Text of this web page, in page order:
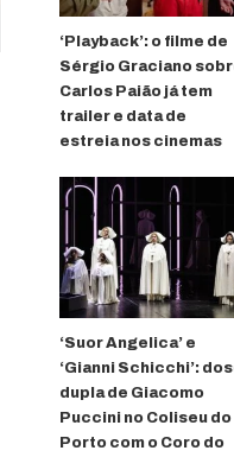
‘Playback’: o filme de
Sérgio Graciano
Carlos Paião já tem
trailer e data de
estreia nos cinemas
‘Suor Angelica’ e
‘Gianni Schicchi’:
dupla de Giacomo
Puccini no Coliseu do
Porto com o Coro do